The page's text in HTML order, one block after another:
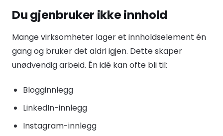
Du gjenbruker ikke innhold
Mange virksomheter lager et innholdselement én
gang og bruker det aldri igjen. Dette skaper
unødvendig arbeid. Én idé kan ofte bli til:
Blogginnlegg
LinkedIn-innlegg
Instagram-innlegg